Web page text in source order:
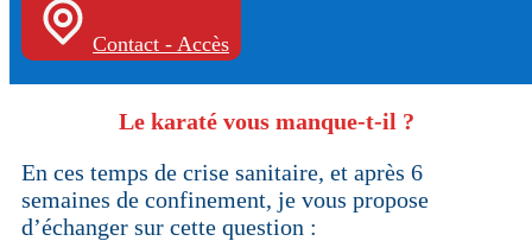
Contact - Accès
Le karaté vous manque-t-il ?
En ces temps de crise sanitaire, et après 6
semaines de confinement, je vous propose
d’échanger sur cette question :